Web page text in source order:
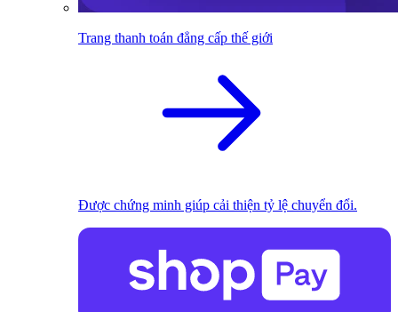
Trang thanh toán đẳng cấp thế giới
Được chứng minh giúp cải thiện tỷ lệ chuyển đổi.